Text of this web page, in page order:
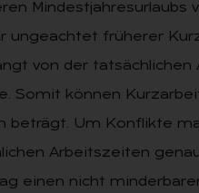
Mindestjahresurlaubs
ungeachtet früherer
von der
Somit können
beträgt. Um Konflikte
Arbeitszeiten
einen nicht